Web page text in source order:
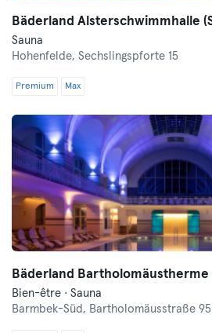
Bäderland Alsterschwimmhalle
Sauna
Hohenfelde, Sechslingspforte 15
Premium Max
Bäderland Bartholomäustherme
Bien-être · Sauna
Barmbek-Süd, Bartholomäusstraße 95